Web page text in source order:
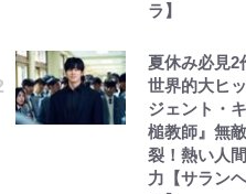
ラ】
夏休み必見
世界的大ヒ
ジェント・
槌教師』無
裂！熱い人
力【サラン